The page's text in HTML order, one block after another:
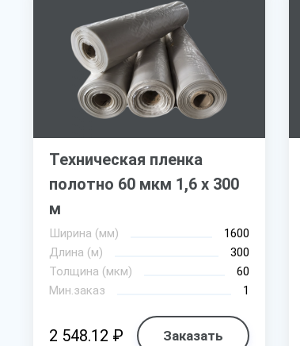
Техническая пленка
полотно 60 мкм 1,6 х 300
м
Ширина (мм)
1600
Длина (м)
300
Толщина (мкм)
60
Мин.заказ
1
2 548.12 ₽ Заказать